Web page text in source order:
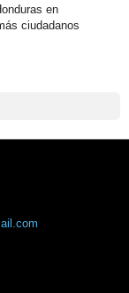
en
ciudadanos